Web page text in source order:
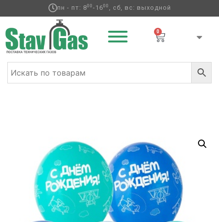
пн - пт: 800-1600 , сб, вс: выходной
0